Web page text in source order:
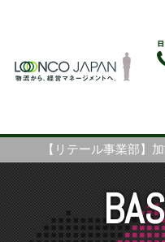
【リテール事業部】